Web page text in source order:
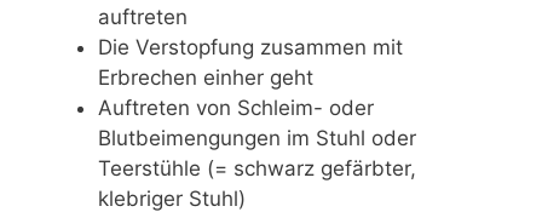
auftreten
Die Verstopfung zusammen mit
Erbrechen einher geht
Auftreten von Schleim- oder
Blutbeimengungen im Stuhl oder
Teerstühle (= schwarz gefärbter,
klebriger Stuhl)